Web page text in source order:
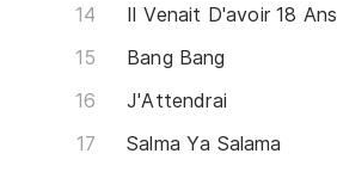
Il Venait D'avoir 18 Ans
Bang Bang
J'Attendrai
Salma Ya Salama